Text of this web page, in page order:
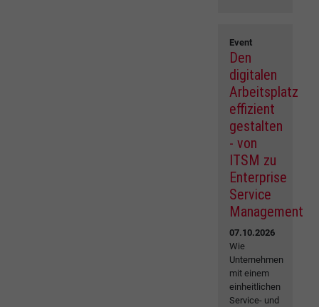
Event
Den
digitalen
Arbeitsplatz
effizient
gestalten
- von
ITSM zu
Enterprise
Service
Management
07.10.2026
Wie
Unternehmen
mit einem
einheitlichen
Service- und